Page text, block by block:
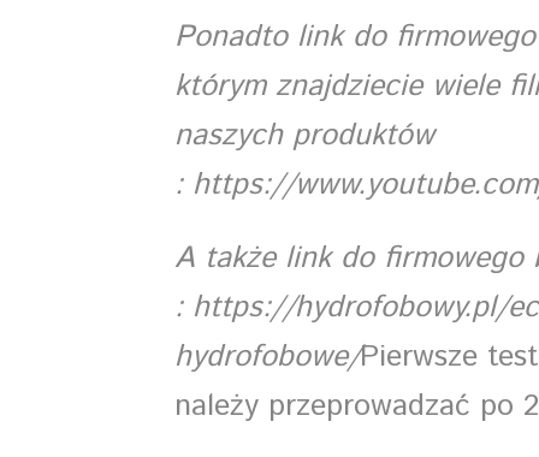
Ponadto link do
którym znajdziecie wiele
naszych produktów
: https://
A także link do firmowego
: https://hydrofobowy.pl/
hydrofobowe/Pierwsze
należy przeprowadzać po